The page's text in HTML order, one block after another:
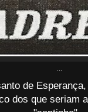
de
dos que seriam